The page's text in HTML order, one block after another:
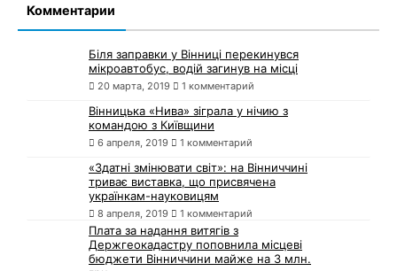
Комментарии
Біля заправки у Вінниці перекинувся
мікроавтобус, водій загинув на місці
20 марта, 2019 1 комментарий
Вінницька «Нива» зіграла у нічию з
командою з Київщини
6 апреля, 2019 1 комментарий
«Здатні змінювати світ»: на Вінниччині
триває виставка, що присвячена
українкам-науковицям
8 апреля, 2019 1 комментарий
Плата за надання витягів з
Держгеокадастру поповнила місцеві
бюджети Вінниччини майже на 3 млн.